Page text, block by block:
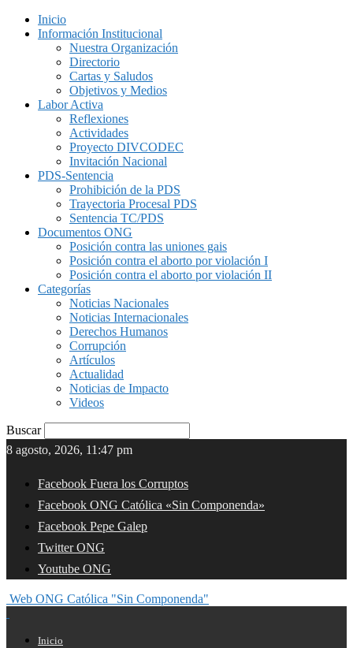
Inicio
Información Institucional
Nuestra Organización
Directorio
Cartas y Saludos
Objetivos y Medios
Labor Activa
Reflexiones
Actividades
Proyecto DIVCODEC
Invitación Nacional
PDS-Sentencia
Prohibición de la PDS
Trayectoria Procesal PDS
Sentencia TC/PDS
Documentos ONG
Posición contra las uniones gais
Posición contra el aborto por violación I
Posición contra el aborto por violación II
Categorías
Noticias Nacionales
Noticias Internacionales
Derechos Humanos
Corrupción
Artículos
Actualidad
Noticias de Impacto
Videos
Buscar
8 agosto, 2026, 11:47 pm
Facebook Fuera los Corruptos
Facebook ONG Católica «Sin Componenda»
Facebook Pepe Galep
Twitter ONG
Youtube ONG
Web ONG Católica "Sin Componenda"
Inicio